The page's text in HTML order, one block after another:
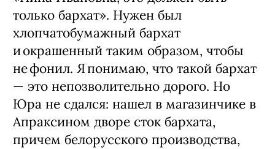
только бархат». Нужен был
хлопчатобумажный бархат
и окрашенный таким образом, чтобы
не фонил. Я понимаю, что такой бархат
— это непозволительно дорого. Но
Юра не сдался: нашел в магазинчике в
Апраксином дворе сток бархата,
причем белорусского производства,